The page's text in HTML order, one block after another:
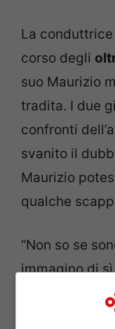
La
corso degli
suo Maurizio
tradita. I due
confronti
svanito il
Maurizio
qualche
“Non so se
immagino di
andare a
ricerca di